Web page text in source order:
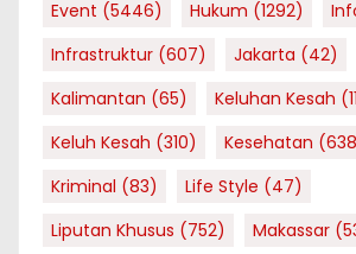
Event (5446) Hukum (1292)
Infrastruktur (607) Jakarta (42)
Kalimantan (65) Keluhan Kesah
Keluh Kesah (310) Kesehatan
Kriminal (83) Life Style (47)
Liputan Khusus (752) Makassar